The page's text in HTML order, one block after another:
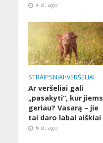
4 d. ago
STRAIPSNIAI•VERŠELIAI
Ar veršeliai gali
„pasakyti“, kur jiems
geriau? Vasarą – jie
tai daro labai aiškiai
6 d. ago